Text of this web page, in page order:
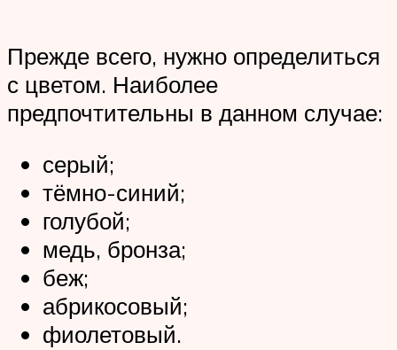
Прежде всего, нужно определиться
с цветом. Наиболее
предпочтительны в данном случае:
серый;
тёмно-синий;
голубой;
медь, бронза;
беж;
абрикосовый;
фиолетовый.